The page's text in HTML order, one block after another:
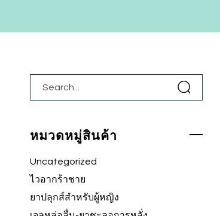
หมวดหมู่สินค้า
Uncategorized
ไวอากร้าชาย
ยาปลุกส์สำหรับผู้หญิง